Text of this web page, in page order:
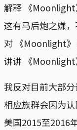
解释 《Moonlight
这有马后炮之嫌
对 《Moonlight》
讲讲 《Moonlight
我反对目前大部
相应族群会因为
美国2015至2016